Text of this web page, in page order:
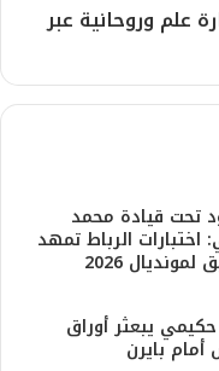
علم وروحانية عبر
تحت قيادة محمد
الرباط تمهد
2026
يبعثر أوراق
أمام بايرن